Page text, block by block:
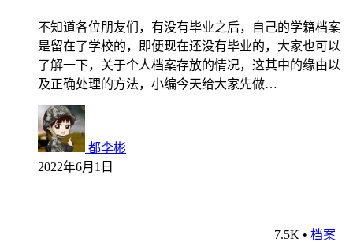
不知道各位朋友们，有没有毕业之后，自己的学籍档案
是留在了学校的，即便现在还没有毕业的，大家也可以
了解一下，关于个人档案存放的情况，这其中的缘由以
及正确处理的方法，小编今天给大家先做…
都李彬
2022年6月1日
7.5K • 档案